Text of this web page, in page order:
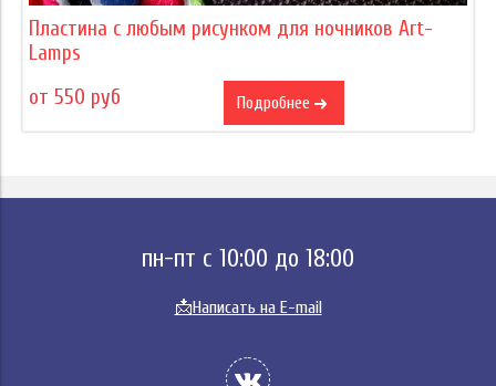
Пластина с любым рисунком для ночников Art-
Lamps
от 550 руб
Подробнее
пн-пт с 10:00 до 18:00
📩Написать на E-mail